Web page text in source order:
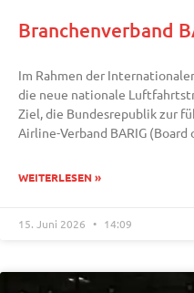
Branchenverband
Im Rahmen der
die neue nationale
Ziel, die Bundesrepublik zur
Airline-Verband BARIG
WEITERLESEN »
15. Juni 2026 14:09